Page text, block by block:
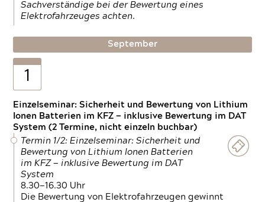
Sachverständige bei der Bewertung eines
Elektrofahrzeuges achten.
September
1
Einzelseminar: Sicherheit und Bewertung von Lithium
Ionen Batterien im KFZ — inklusive Bewertung im DAT
System (2 Termine, nicht einzeln buchbar)
Termin 1/2: Einzelseminar: Sicherheit und
Bewertung von Lithium Ionen Batterien
im KFZ — inklusive Bewertung im DAT
System
8.30—16.30 Uhr
Die Bewertung von Elektrofahrzeugen gewinnt